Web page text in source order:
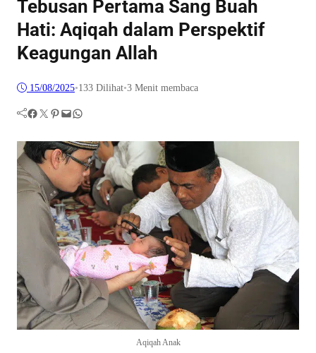
Tebusan Pertama Sang Buah
Hati: Aqiqah dalam Perspektif
Keagungan Allah
15/08/2025•133 Dilihat•3 Menit membaca
Facebook Twitter Pinterest Mail WhatsApp
Aqiqah Anak